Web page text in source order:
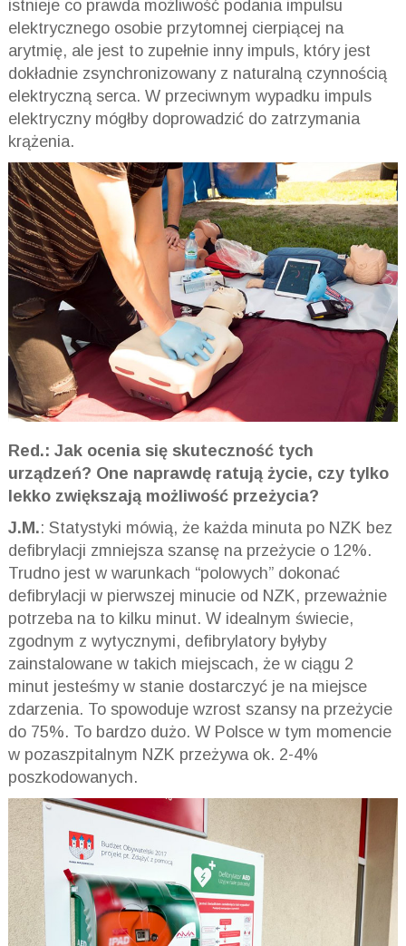
istnieje co prawda możliwość podania impulsu
elektrycznego osobie przytomnej cierpiącej na
arytmię, ale jest to zupełnie inny impuls, który jest
dokładnie zsynchronizowany z naturalną czynnością
elektryczną serca. W przeciwnym wypadku impuls
elektryczny mógłby doprowadzić do zatrzymania
krążenia.
Red.: Jak ocenia się skuteczność tych
urządzeń? One naprawdę ratują życie, czy tylko
lekko zwiększają możliwość przeżycia?
J.M.: Statystyki mówią, że każda minuta po NZK bez
defibrylacji zmniejsza szansę na przeżycie o 12%.
Trudno jest w warunkach “polowych” dokonać
defibrylacji w pierwszej minucie od NZK, przeważnie
potrzeba na to kilku minut. W idealnym świecie,
zgodnym z wytycznymi, defibrylatory byłyby
zainstalowane w takich miejscach, że w ciągu 2
minut jesteśmy w stanie dostarczyć je na miejsce
zdarzenia. To spowoduje wzrost szansy na przeżycie
do 75%. To bardzo dużo. W Polsce w tym momencie
w pozaszpitalnym NZK przeżywa ok. 2-4%
poszkodowanych.